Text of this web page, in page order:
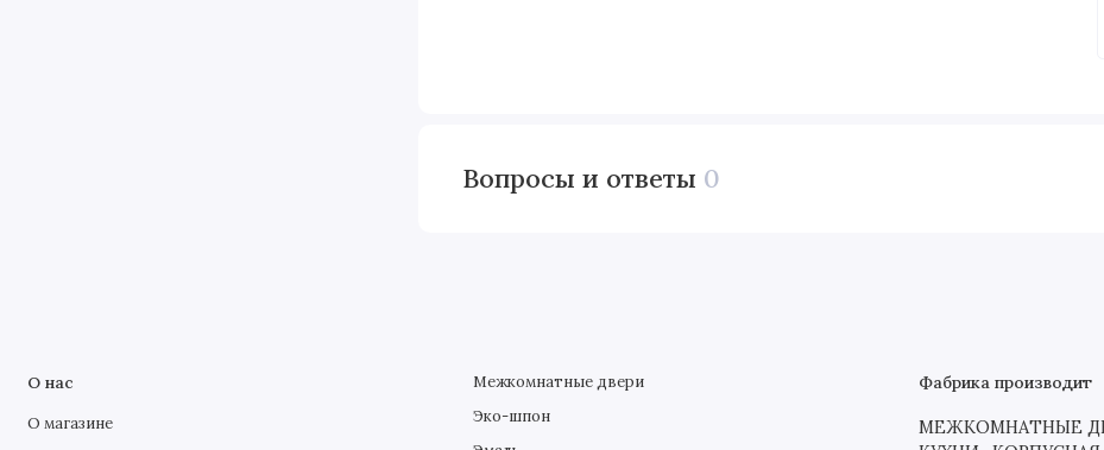
Вопросы и ответы 0
О нас
О магазине
Межкомнатные двери
Эко-шпон
Фабрика производит
МЕЖКОМНАТНЫЕ